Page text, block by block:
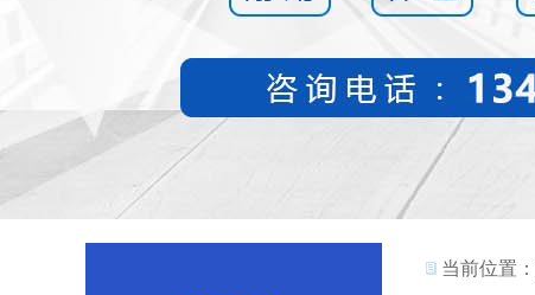
当前位置：